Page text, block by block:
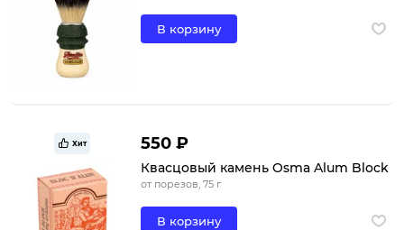
В корзину
Хит 550 ₽
Квасцовый камень Osma Alum Block
от порезов, 75 г
В корзину